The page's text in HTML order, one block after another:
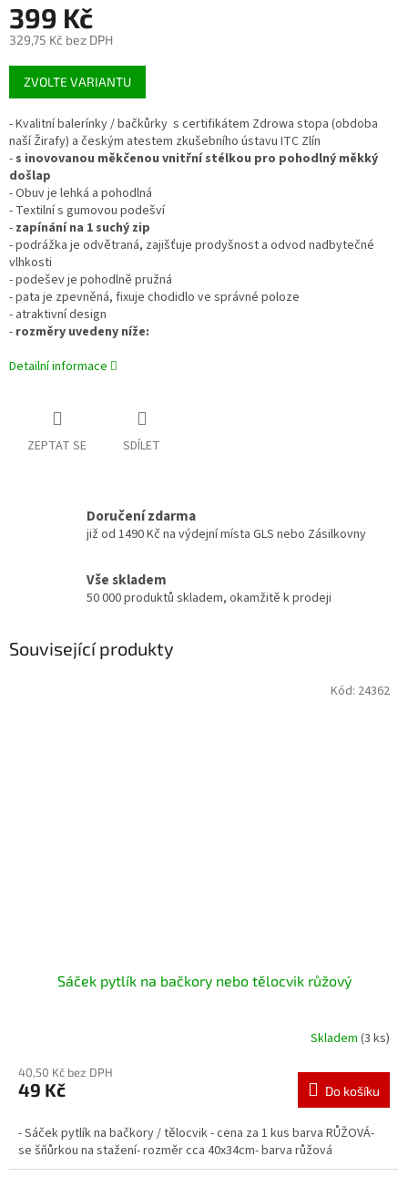
399 Kč
329,75 Kč bez DPH
Měrná
cena:
ZVOLTE VARIANTU
- Kvalitní balerínky / bačkůrky s certifikátem Zdrowa stopa (obdoba
naší Žirafy) a českým atestem zkušebního ústavu ITC Zlín
- s inovovanou měkčenou vnitřní stélkou pro pohodlný měkký
došlap
- Obuv je lehká a pohodlná
- Textilní s gumovou podešví
- zapínání na 1 suchý zip
- podrážka je odvětraná, zajišťuje prodyšnost a odvod nadbytečné
vlhkosti
- podešev je pohodlně pružná
- pata je zpevněná, fixuje chodidlo ve správné poloze
- atraktivní design
- rozměry uvedeny níže:
Detailní informace
ZEPTAT SE SDÍLET
Doručení zdarma
již od 1490 Kč na výdejní místa GLS nebo Zásilkovny
Vše skladem
50 000 produktů skladem, okamžitě k prodeji
Související produkty
Sáček pytlík na bačkory nebo tělocvik růžový
Skladem (3 ks)
40,50 Kč bez DPH
49 Kč Do košíku
- Sáček pytlík na bačkory / tělocvik - cena za 1 kus barva RŮŽOVÁ-
se šňůrkou na stažení- rozměr cca 40x34cm- barva růžová
Kód: 24362